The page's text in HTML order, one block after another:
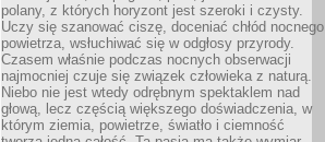
polany, z których horyzont jest szeroki i czysty.
Uczy się szanować ciszę, doceniać chłód nocnego
powietrza, wsłuchiwać się w odgłosy przyrody.
Czasem właśnie podczas nocnych obserwacji
najmocniej czuje się związek człowieka z naturą.
Niebo nie jest wtedy odrębnym spektaklem nad
głową, lecz częścią większego doświadczenia, w
którym ziemia, powietrze, światło i ciemność